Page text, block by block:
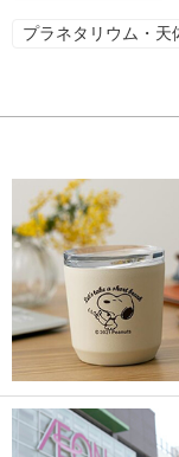
プラネタリウム・天